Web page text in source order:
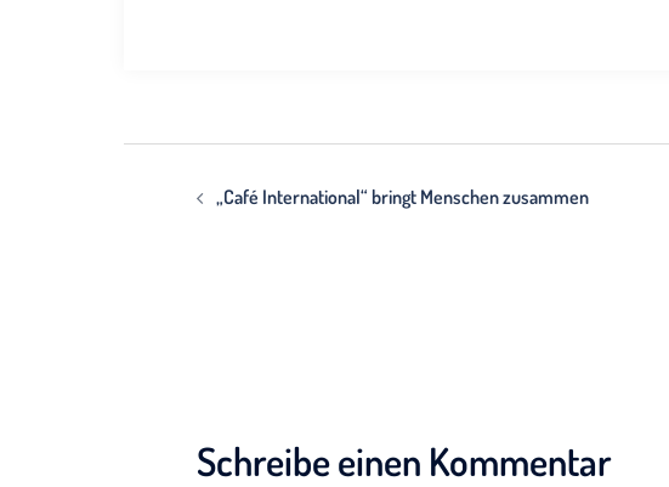
„Café International“ bringt Menschen zusammen
Schreibe einen Kommentar